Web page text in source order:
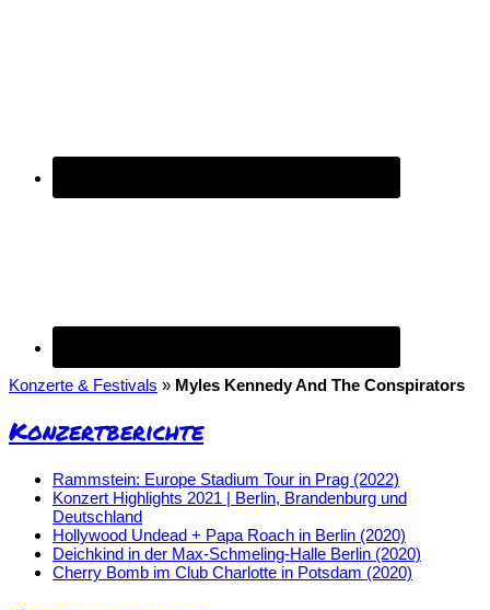
Konzerte & Festivals » Myles Kennedy And The Conspirators
Konzertberichte
Rammstein: Europe Stadium Tour in Prag (2022)
Konzert Highlights 2021 | Berlin, Brandenburg und
Deutschland
Hollywood Undead + Papa Roach in Berlin (2020)
Deichkind in der Max-Schmeling-Halle Berlin (2020)
Cherry Bomb im Club Charlotte in Potsdam (2020)